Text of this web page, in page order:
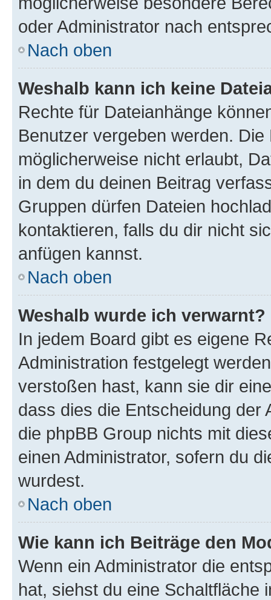
oder Administrator nach
Nach oben
Weshalb kann ich keine
Rechte für Dateianhänge
Benutzer vergeben werden.
möglicherweise nicht erlaubt,
in dem du deinen Beitrag
Gruppen dürfen Dateien
kontaktieren, falls du dir nicht
anfügen kannst.
Nach oben
Weshalb wurde ich verwarnt?
In jedem Board gibt es eigene
Administration festgelegt
verstoßen hast, kann sie dir
dass dies die Entscheidung der
die phpBB Group nichts mit
einen Administrator, sofern du
wurdest.
Nach oben
Wie kann ich Beiträge den
Wenn ein Administrator die
hat, siehst du eine Schaltfläche